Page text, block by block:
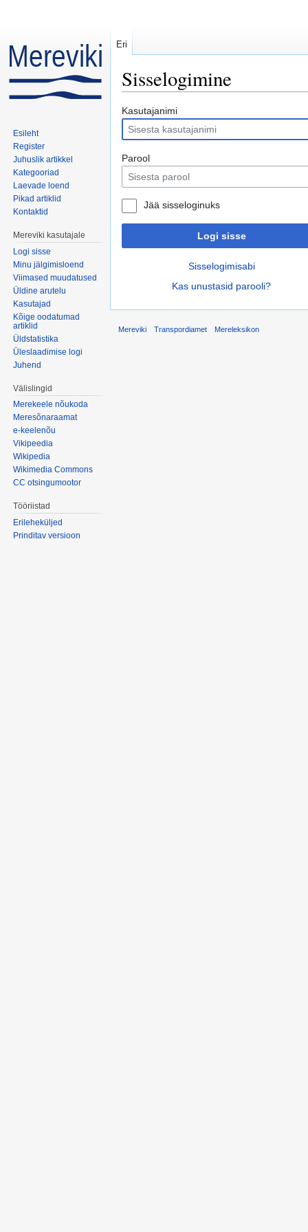
Sisselogimine
Kasutajanimi
Parool
Jää sisseloginuks
Logi sisse
Sisselogimisabi
Kas unustasid parooli?
Eri
Esileht
Register
Juhuslik artikkel
Kategooriad
Laevade loend
Pikad artiklid
Kontaktid
Mereviki kasutajale
Logi sisse
Minu jälgimisloend
Viimased muudatused
Üldine arutelu
Kasutajad
Kõige oodatumad
artiklid
Üldstatistika
Üleslaadimise logi
Juhend
Välislingid
Merekeele nõukoda
Meresõnaraamat
e-keelenõu
Vikipeedia
Wikipedia
Wikimedia Commons
CC otsingumootor
Tööriistad
Erileheküljed
Prinditav versioon
Mereviki Transpordiamet Mereleksikon